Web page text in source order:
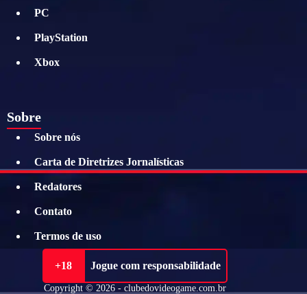
PC
PlayStation
Xbox
Sobre
Sobre nós
Carta de Diretrizes Jornalísticas
Redatores
Contato
Termos de uso
+18 Jogue com responsabilidade
Copyright © 2026 - clubedovideogame.com.br